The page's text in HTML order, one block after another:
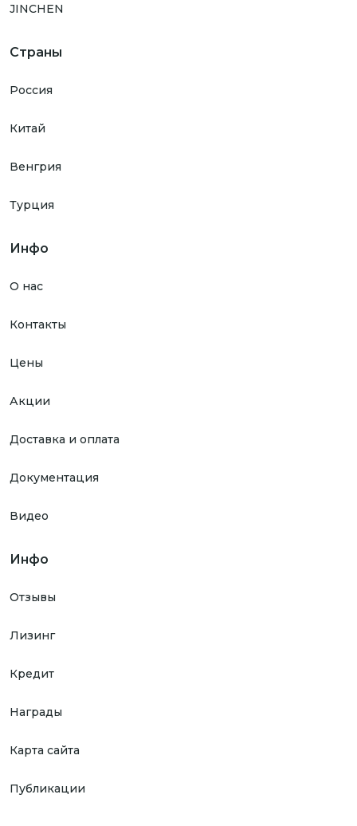
JINCHEN
Страны
Россия
Китай
Венгрия
Турция
Инфо
О нас
Контакты
Цены
Акции
Доставка и оплата
Документация
Видео
Инфо
Отзывы
Лизинг
Кредит
Награды
Карта сайта
Публикации